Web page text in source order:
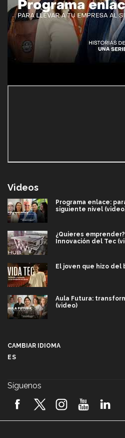
Videos
Programa enlace:
siguiente nivel
¿Quieres
Innovación del Tec
El joven que hizo del
Aula Futura:
(video)
2026! (video)
CAMBIAR IDIOMA
ES
Síguenos